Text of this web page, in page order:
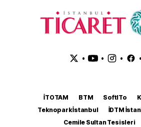
• • • •
İTOTAM BTM SoftITo
Teknopark İstanbul
İDTM
Cemile Sultan Tesisleri